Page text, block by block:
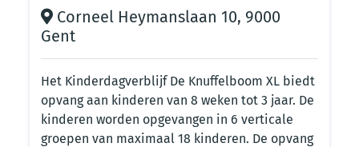
Corneel Heymanslaan 10, 9000
Gent
Het Kinderdagverblijf De Knuffelboom XL biedt
opvang aan kinderen van 8 weken tot 3 jaar. De
kinderen worden opgevangen in 6 verticale
groepen van maximaal 18 kinderen. De opvang